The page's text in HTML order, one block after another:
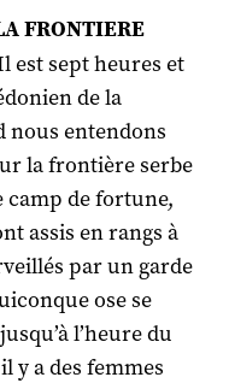
FRONTIERE
est sept heures et
de la
nous entendons
la frontière serbe
de fortune,
assis en rangs à
par un garde
ose se
l’heure du
y a des femmes